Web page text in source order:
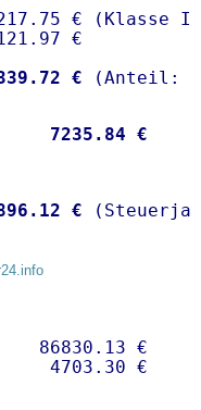
€ (Klasse I)
€
€
7235.84 €
€
86830.13 €